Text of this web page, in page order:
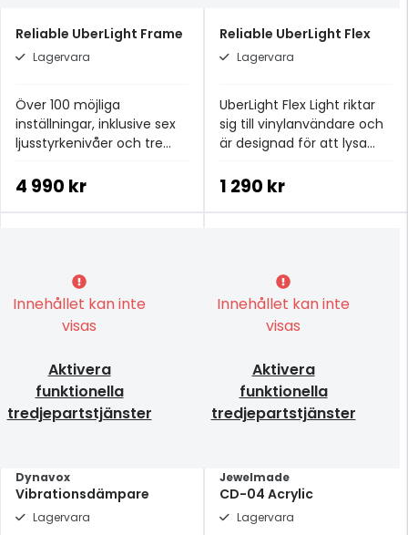
Reliable UberLight Frame
Lagervara
Över 100 möjliga
inställningar, inklusive sex
ljusstyrkenivåer och tre
4 990 kr
Reliable UberLight Flex
Lagervara
UberLight Flex Light riktar
sig till vinylanvändare och
är designad för att lysa
skivspelare
1 290 kr
Innehållet kan inte
visas
Aktivera
funktionella
tredjepartstjänster
Dynavox
Vibrationsdämpare
Lagervara
Innehållet kan inte
visas
Aktivera
funktionella
tredjepartstjänster
Jewelmade
CD-04 Acrylic
Lagervara